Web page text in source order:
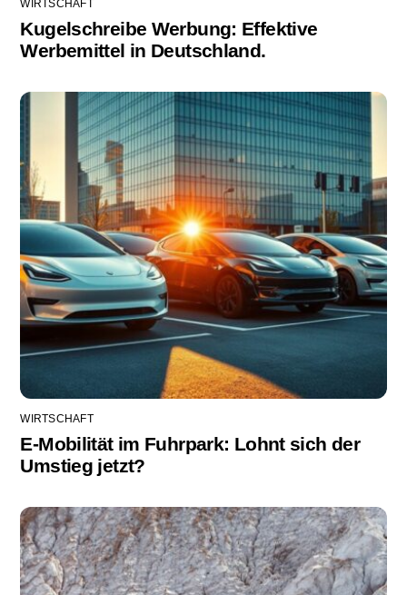
WIRTSCHAFT
Kugelschreibe Werbung: Effektive
Werbemittel in Deutschland.
WIRTSCHAFT
E-Mobilität im Fuhrpark: Lohnt sich der
Umstieg jetzt?